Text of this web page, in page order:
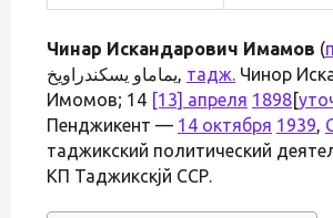
Чинар Искандарович Имамов (
یماماو یسکندراویخ‎, тадж. Чинор
Имомов; 14 [13] апреля 1898[
Пенджикент — 14 октября 1939,
таджикский политический
КП Таджикскjй ССР.